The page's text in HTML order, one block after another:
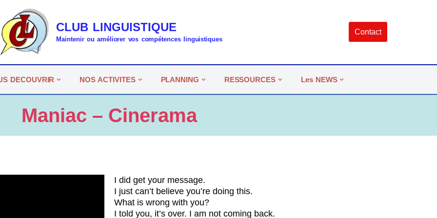
CLUB LINGUISTIQUE
Maintenir ou améliorer vos compétences linguistiques
Contact
DECOUVRIR NOS ACTIVITES PLANNING RESSOURCES Les NEWS
Maniac – Cinerama
I did get your message.
I just can’t believe you’re doing this.
What is wrong with you?
I told you, it’s over. I am not coming back.